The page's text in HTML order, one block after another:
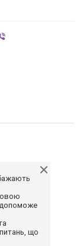
допоможе
що